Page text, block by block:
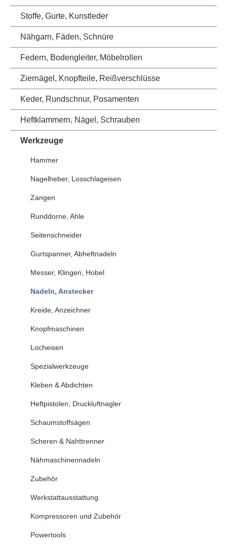
Stoffe, Gurte, Kunstleder
Nähgarn, Fäden, Schnüre
Federn, Bodengleiter, Möbelrollen
Ziernägel, Knopfteile, Reißverschlüsse
Keder, Rundschnur, Posamenten
Heftklammern, Nägel, Schrauben
Werkzeuge
Hammer
Nagelheber, Losschlageisen
Zangen
Runddorne, Ahle
Seitenschneider
Gurtspanner, Abheftnadeln
Messer, Klingen, Hobel
Nadeln, Anstecker
Kreide, Anzeichner
Knopfmaschinen
Locheisen
Spezialwerkzeuge
Kleben & Abdichten
Heftpistolen, Druckluftnagler
Schaumstoffsägen
Scheren & Nahttrenner
Nähmaschinennadeln
Zubehör
Werkstattausstattung
Kompressoren und Zubehör
Powertools